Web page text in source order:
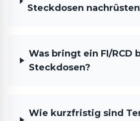
Steckdosen
Was bringt ein FI/RCD
Steckdosen?
Wie kurzfristig sind